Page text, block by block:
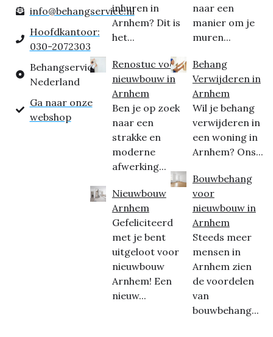
info@behangservice.nl
Hoofdkantoor:
030-2072303
Behangservice
Nederland
Ga naar onze
webshop
inhuren in
Arnhem? Dit is
het...
Renostuc voor
nieuwbouw in
Arnhem
Ben je op zoek
naar een
strakke en
moderne
afwerking...
Nieuwbouw
Arnhem
Gefeliciteerd
met je bent
uitgeloot voor
nieuwbouw
Arnhem! Een
nieuw...
naar een
manier om je
muren...
Behang
Verwijderen in
Arnhem
Wil je behang
verwijderen in
een woning in
Arnhem? Ons...
Bouwbehang
voor
nieuwbouw in
Arnhem
Steeds meer
mensen in
Arnhem zien
de voordelen
van
bouwbehang...